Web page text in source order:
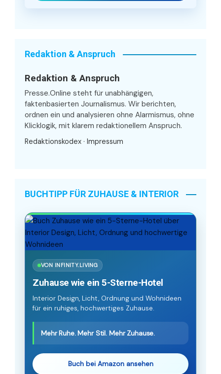
Redaktion & Anspruch
Redaktion & Anspruch
Presse.Online steht für unabhängigen,
faktenbasierten Journalismus. Wir berichten,
ordnen ein und analysieren ohne Alarmismus, ohne
Klicklogik, mit klarem redaktionellem Anspruch.
Redaktionskodex · Impressum
BUCHTIPP FÜR ZUHAUSE & INTERIOR
VON INFINITY.LIVING
Zuhause wie ein 5-Sterne-Hotel
Interior Design, Licht, Ordnung und Wohnideen
für ein ruhiges, hochwertiges Zuhause.
Mehr Ruhe. Mehr Stil. Mehr Zuhause.
Buch bei Amazon ansehen